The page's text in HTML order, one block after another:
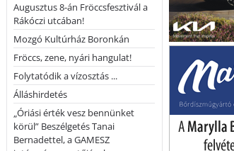
Augusztus 8-án Fröccsfesztivál a
Rákóczi utcában!
Mozgó Kultúrház Boronkán
Fröccs, zene, nyári hangulat!
Folytatódik a vízosztás ...
Álláshirdetés
„Óriási érték vesz bennünket
körül” Beszélgetés Tanai
Bernadettel, a GAMESZ